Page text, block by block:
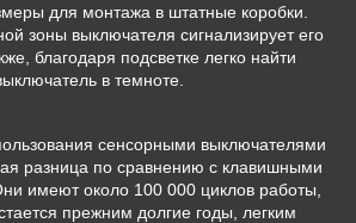
для монтажа в штатные коробки.
зоны выключателя сигнализирует его
благодаря подсветке легко найти
в темноте.
сенсорными выключателями
разница по сравнению с клавишными
имеют около 100 000 циклов работы,
прежним долгие годы, легким